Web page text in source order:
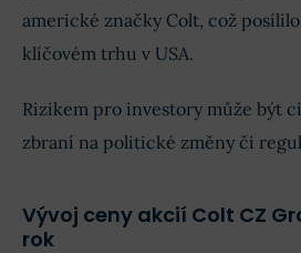
americké značky Colt, což
klíčovém trhu v USA.
Rizikem pro investory může být
zbraní na politické změny či
Vývoj ceny akcií Colt CZ
rok